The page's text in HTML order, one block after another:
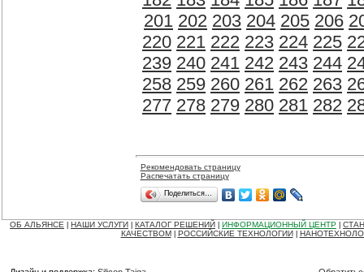
201 202 203 204 205 206
220 221 222 223 224 225
239 240 241 242 243 244
258 259 260 261 262 263
277 278 279 280 281 282
Рекомендовать страницу
Распечатать страницу
Поделиться…
ОБ АЛЬЯНСЕ НАШИ УСЛУГИ КАТАЛОГ РЕШЕНИЙ ИНФОРМАЦИОННЫЙ ЦЕНТР
КАЧЕСТВОМ
РОССИЙСКИЕ ТЕХНОЛОГИИ